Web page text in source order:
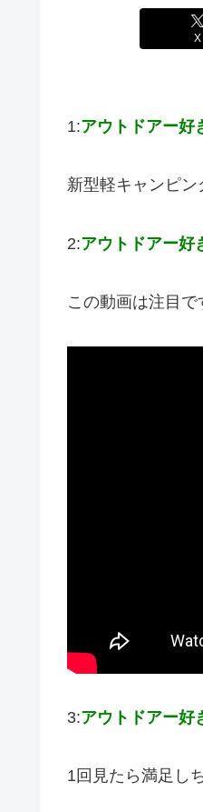
X
1:アウトドアー好
新型軽キャンピン
2:アウトドアー好
この動画は注目で
3:アウトドアー好
1回見たら満足し